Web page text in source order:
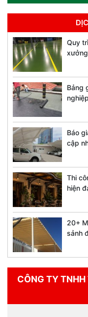
Quy
Bảng
Báo
cập
Thi
hiện
20+
sảnh
CÔNG TY